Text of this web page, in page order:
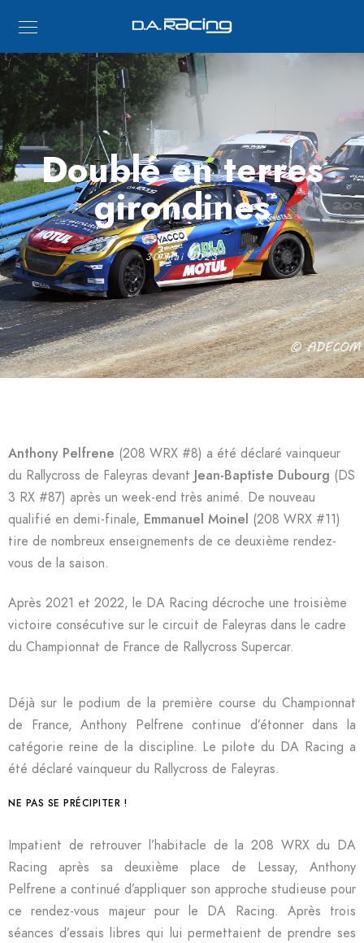
Doublé en terres
girondines
30 mai 2023
Anthony Pelfrene (208 WRX #8) a été déclaré vainqueur
du Rallycross de Faleyras devant Jean-Baptiste Dubourg (DS
3 RX #87) après un week-end très animé. De nouveau
qualifié en demi-finale, Emmanuel Moinel (208 WRX #11)
tire de nombreux enseignements de ce deuxième rendez-
vous de la saison.
Après 2021 et 2022, le DA Racing décroche une troisième
victoire consécutive sur le circuit de Faleyras dans le cadre
du Championnat de France de Rallycross Supercar.
Déjà sur le podium de la première course du Championnat
de France, Anthony Pelfrene continue d’étonner dans la
catégorie reine de la discipline. Le pilote du DA Racing a
été déclaré vainqueur du Rallycross de Faleyras.
NE PAS SE PRÉCIPITER !
Impatient de retrouver l’habitacle de la 208 WRX du DA
Racing après sa deuxième place de Lessay, Anthony
Pelfrene a continué d’appliquer son approche studieuse pour
ce rendez-vous majeur pour le DA Racing. Après trois
séances d’essais libres qui lui permettaient de prendre ses